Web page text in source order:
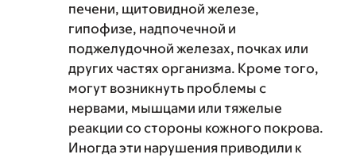
печени, щитовидной железе,
гипофизе, надпочечной и
поджелудочной железах, почках или
других частях организма. Кроме того,
могут возникнуть проблемы с
нервами, мышцами или тяжелые
реакции со стороны кожного покрова.
Иногда эти нарушения приводили к